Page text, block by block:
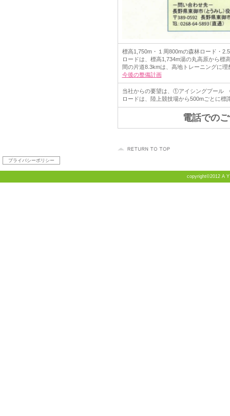
標高1,750m・１周800mの森林ロード・
ロードは、標高1,734m湯の丸高原から標
間の片道8.3kmは、高地トレーニングに理
今後の整備計画
当社からの要望は、①アイシングプール
ロードは、陸上競技場から500mごとに
電話での
copyright©2012 A
プライバシーポリシー